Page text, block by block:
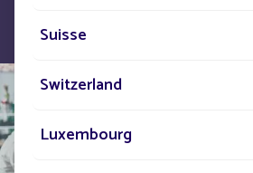
Suisse
Switzerland
Luxembourg